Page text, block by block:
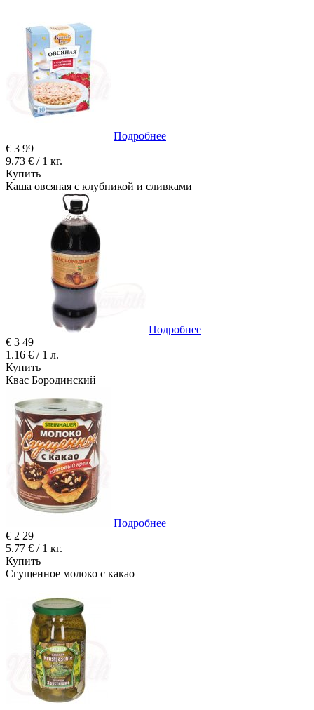
Подробнее
€ 3 99
9.73 € / 1 кг.
Купить
Каша овсяная с клубникой и сливками
Подробнее
€ 3 49
1.16 € / 1 л.
Купить
Квас Бородинский
Подробнее
€ 2 29
5.77 € / 1 кг.
Купить
Сгущенное молоко с какао